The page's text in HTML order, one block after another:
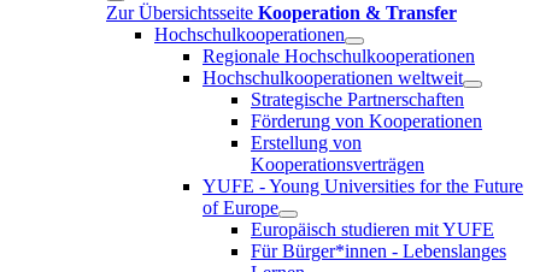
Zur Übersichtsseite Kooperation & Transfer
Hochschulkooperationen
Regionale Hochschulkooperationen
Hochschulkooperationen weltweit
Strategische Partnerschaften
Förderung von Kooperationen
Erstellung von
Kooperationsverträgen
YUFE - Young Universities for the Future
of Europe
Europäisch studieren mit YUFE
Für Bürger*innen - Lebenslanges